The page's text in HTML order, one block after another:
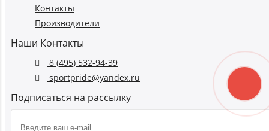
Контакты
Производители
Наши Контакты
8 (495) 532-94-39
sportpride@yandex.ru
Подписаться на рассылку